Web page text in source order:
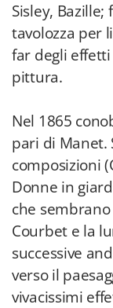
Sisley,
tavolozza per
far degli
pittura.
Nel 1865
pari di Manet.
composizioni
Donne in
che
Courbet e la
successive
verso il
vivacissimi